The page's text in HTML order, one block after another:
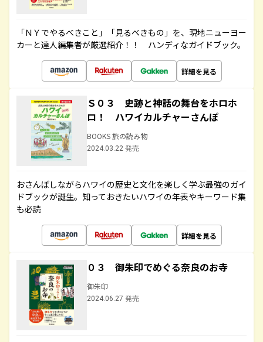
「ＮＹでやるべきこと」「見るべきもの」を、現地ニューヨー
カーと達人編集者が厳選紹介！！ ハンディなガイドブック。
詳細を見る
Ｓ０３ 史跡と神話の舞台をホロホ
ロ！ ハワイカルチャーさんぽ
BOOKS 旅の読み物
2024.03.22 発売
おさんぽしながらハワイの歴史と文化を楽しく学ぶ最強のガイ
ドブックが誕生。知っておきたいハワイの年表やキーワード集
も必読
詳細を見る
０３ 御朱印でめぐる奈良のお寺
御朱印
2024.06.27 発売